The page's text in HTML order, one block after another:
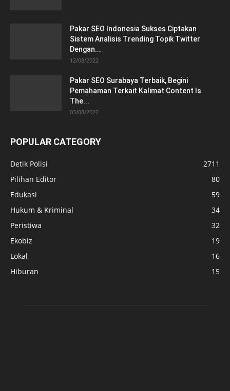
Pakar SEO Indonesia Sukses Ciptakan
Sistem Analisis Trending Topik Twitter
Dengan...
12/08/2022
Pakar SEO Surabaya Terbaik, Begini
Pemahaman Terkait Kalimat Content Is
The...
03/08/2022
POPULAR CATEGORY
Detik Polisi
2711
Pilihan Editor
80
Edukasi
59
Hukum & Kriminal
34
Peristiwa
32
Ekobiz
19
Lokal
16
Hiburan
15